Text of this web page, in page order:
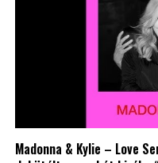
Madonna & Kylie – Love